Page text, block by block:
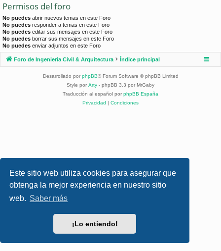
Este sitio web utiliza cookies para asegurar que
obtenga la mejor experiencia en nuestro sitio
web. Saber más
¡Lo entiendo!
Permisos del foro
No puedes abrir nuevos temas en este Foro
No puedes responder a temas en este Foro
No puedes editar sus mensajes en este Foro
No puedes borrar sus mensajes en este Foro
No puedes enviar adjuntos en este Foro
Foro de Ingenieria Civil & Arquitectura Índice principal
Desarrollado por phpBB® Forum Software © phpBB Limited
Style por Arty - phpBB 3.3 por MrGaby
Traducción al español por phpBB España
Privacidad | Condiciones